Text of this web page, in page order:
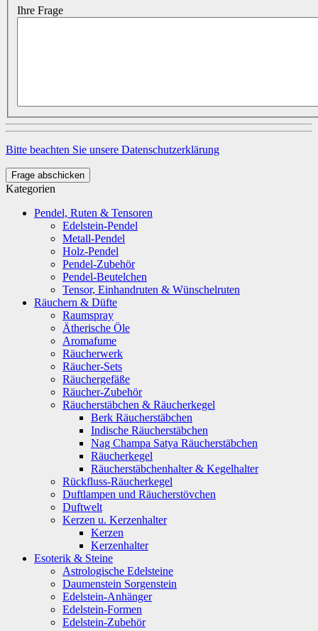
Ihre Frage
Bitte beachten Sie unsere Datenschutzerklärung
Frage abschicken
Kategorien
Pendel, Ruten & Tensoren
Edelstein-Pendel
Metall-Pendel
Holz-Pendel
Pendel-Zubehör
Pendel-Beutelchen
Tensor, Einhandruten & Wünschelruten
Räuchern & Düfte
Raumspray
Ätherische Öle
Aromafume
Räucherwerk
Räucher-Sets
Räuchergefäße
Räucher-Zubehör
Räucherstäbchen & Räucherkegel
Berk Räucherstäbchen
Indische Räucherstäbchen
Nag Champa Satya Räucherstäbchen
Räucherkegel
Räucherstäbchenhalter & Kegelhalter
Rückfluss-Räucherkegel
Duftlampen und Räucherstövchen
Duftwelt
Kerzen u. Kerzenhalter
Kerzen
Kerzenhalter
Esoterik & Steine
Astrologische Edelsteine
Daumenstein Sorgenstein
Edelstein-Anhänger
Edelstein-Formen
Edelstein-Zubehör